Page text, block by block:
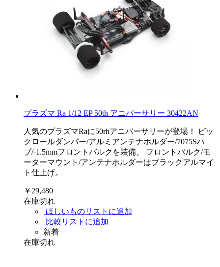
プラズマ Ra 1/12 EP 50th アニバーサリー 30422AN
人気のプラズマRaに50rhアニバーサリーが登場！ ビッ
クロールダンパー/アルミアンテナホルダー/7075Sハ
ブ/-1.5mmフロントバルクを装備。 フロントバルク/モ
ーターマウント/アンテナホルダーはブラックアルマイ
ト仕上げ。
￥29,480
在庫切れ
ほしいものリストに追加
比較リストに追加
新着
在庫切れ